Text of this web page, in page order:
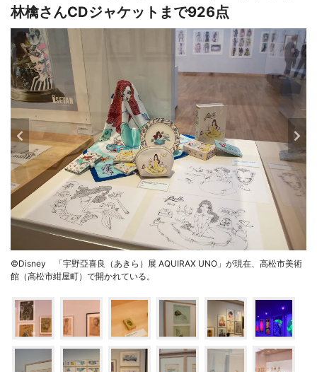
林檎さんCDジャケットまで926点
©Disney 「宇野亞喜良（あきら）展 AQUIRAX UNO」が現在、高松市美術
館（高松市紺屋町）で開かれている。